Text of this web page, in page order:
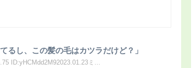
るし、この髪の毛はカツラだけど？」
ID:yHCMdd2M92023.01.23ミ...